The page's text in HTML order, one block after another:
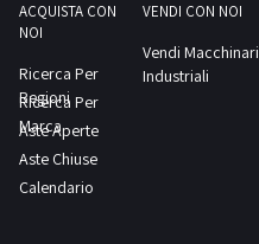
ACQUISTA CON
NOI
Ricerca Per
Regioni
Ricerca Per
Marca
Aste Aperte
Aste Chiuse
Calendario
VENDI CON NOI
Vendi Macchinari
Industriali